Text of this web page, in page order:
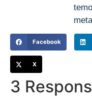
Facebook
X
3